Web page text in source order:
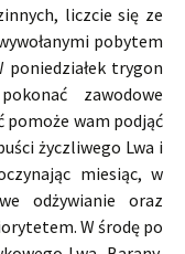
liczcie się ze
pobytem
poniedziałek trygon
zawodowe
pomoże wam podjąć
życzliwego Lwa i
miesiąc, w
odżywianie oraz
W środę po